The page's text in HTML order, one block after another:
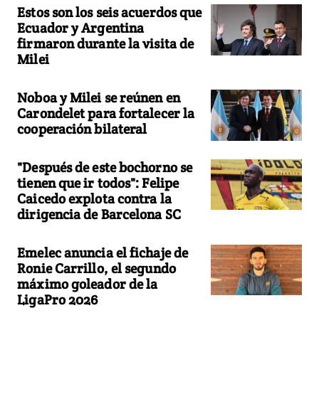
Estos son los seis acuerdos que
Ecuador y Argentina
firmaron durante la visita de
Milei
Noboa y Milei se reúnen en
Carondelet para fortalecer la
cooperación bilateral
"Después de este bochorno se
tienen que ir todos": Felipe
Caicedo explota contra la
dirigencia de Barcelona SC
Emelec anuncia el fichaje de
Ronie Carrillo, el segundo
máximo goleador de la
LigaPro 2026